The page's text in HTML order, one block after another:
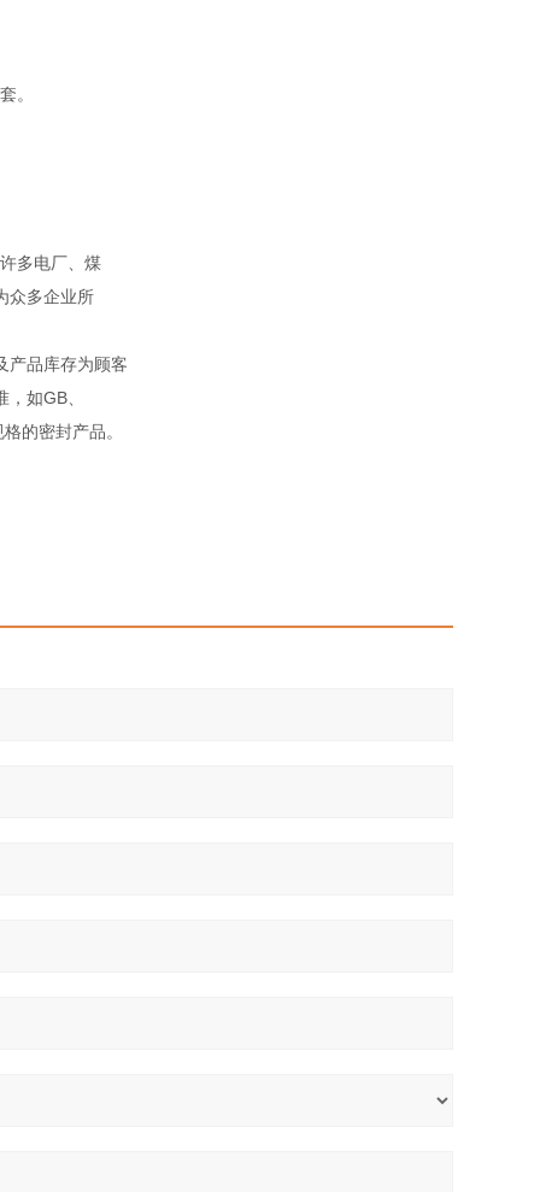
。
多电厂、煤
众多企业所
品库存为顾客
如GB、
的密封产品。